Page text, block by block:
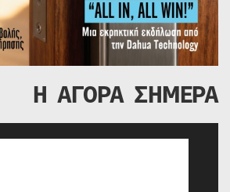
Η ΑΓΟΡΑ ΣΗΜΕΡΑ